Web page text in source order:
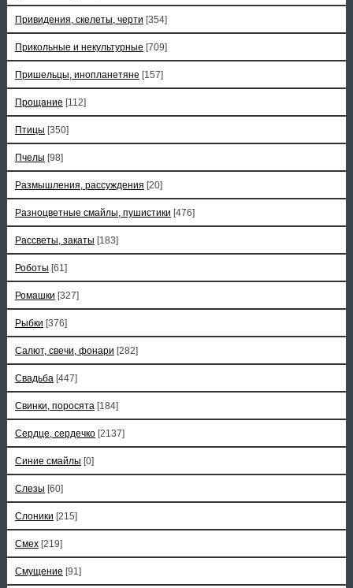
Привидения, скелеты, черти [354]
Прикольные и некультурные [709]
Пришельцы, инопланетяне [157]
Прощание [112]
Птицы [350]
Пчелы [98]
Размышления, рассуждения [20]
Разноцветные смайлы, пушистики [476]
Рассветы, закаты [183]
Роботы [61]
Ромашки [327]
Рыбки [376]
Салют, свечи, фонари [282]
Свадьба [447]
Свинки, поросята [184]
Сердце, сердечко [2137]
Синие смайлы [0]
Слезы [60]
Слоники [215]
Смех [219]
Смущение [91]